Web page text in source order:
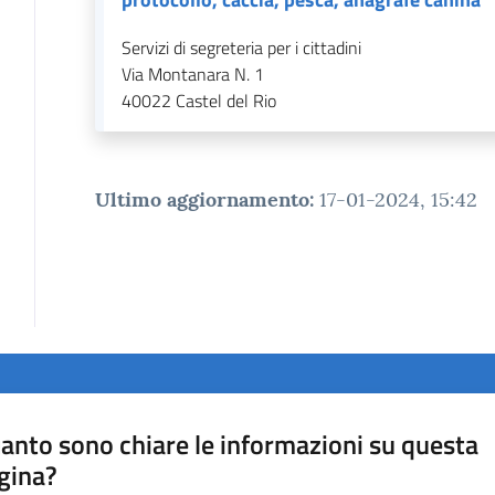
Servizi di segreteria per i cittadini
Via Montanara N. 1
40022 Castel del Rio
Ultimo aggiornamento: 17-01-2024, 15:42
sono chiare le informazioni su questa